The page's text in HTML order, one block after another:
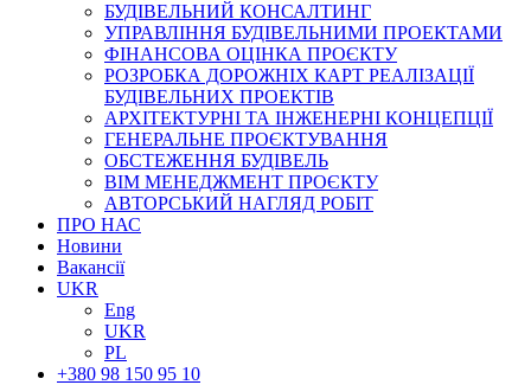
БУДІВЕЛЬНИЙ КОНСАЛТИНГ
УПРАВЛІННЯ БУДІВЕЛЬНИМИ ПРОЕКТАМИ
ФІНАНСОВА ОЦІНКА ПРОЄКТУ
РОЗРОБКА ДОРОЖНІХ КАРТ РЕАЛІЗАЦІЇ
БУДІВЕЛЬНИХ ПРОЕКТІВ
АРХІТЕКТУРНІ ТА ІНЖЕНЕРНІ КОНЦЕПЦІЇ
ГЕНЕРАЛЬНЕ ПРОЄКТУВАННЯ
ОБСТЕЖЕННЯ БУДІВЕЛЬ
BIM МЕНЕДЖМЕНТ ПРОЄКТУ
АВТОРСЬКИЙ НАГЛЯД РОБІТ
ПРО НАС
Новини
Вакансії
UKR
Eng
UKR
PL
+380 98 150 95 10